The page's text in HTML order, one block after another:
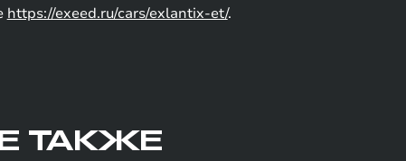
https://exeed.ru/cars/exlantix-et/.
ТАКЖЕ